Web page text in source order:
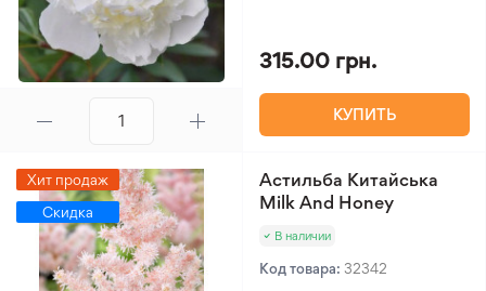
315.00 грн.
КУПИТЬ
Хит продаж
Скидка
Астильба Китайська
Milk And Honey
В наличии
Код товара: 32342